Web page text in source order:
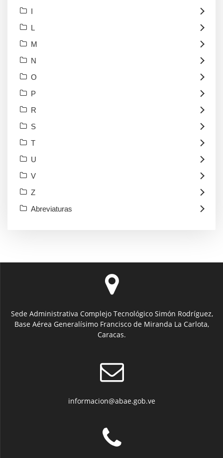
I
L
M
N
O
P
R
S
T
U
V
Z
Abreviaturas
Sede Administrativa Complejo Tecnológico Simón Rodríguez,
Base Aérea Generalísimo Francisco de Miranda La Carlota,
Caracas.
informacion@abae.gob.ve